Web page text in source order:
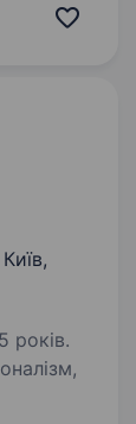
Київ,
років.